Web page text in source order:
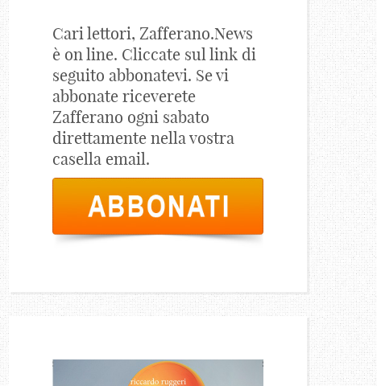
Cari lettori, Zafferano.News
è on line. Cliccate sul link di
seguito abbonatevi. Se vi
abbonate riceverete
Zafferano ogni sabato
direttamente nella vostra
casella email.